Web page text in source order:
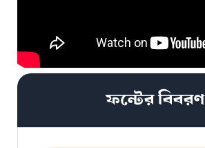
ফন্টের বিবরণ